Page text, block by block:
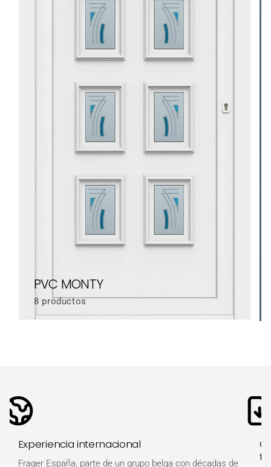
PVC MONTY
8 productos
Experiencia internacional
Frager España, parte de un grupo belga con décadas de